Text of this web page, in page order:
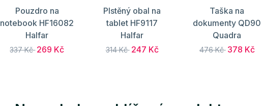
Pouzdro na
notebook HF16082
Halfar
337 Kč 269 Kč
Plstěný obal na
tablet HF9117
Halfar
314 Kč 247 Kč
Taška na
dokumenty QD90
Quadra
476 Kč 378 Kč